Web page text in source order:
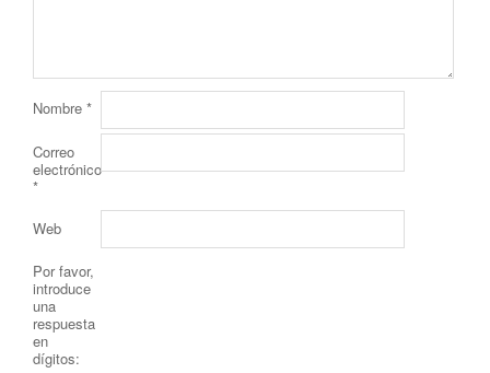
Nombre *
Correo
electrónico
*
Web
Por favor,
introduce
una
respuesta
en
dígitos: